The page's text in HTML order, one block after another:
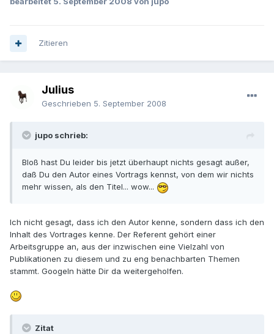
Zitieren
Julius
Geschrieben 5. September 2008
jupo schrieb:
Bloß hast Du leider bis jetzt überhaupt nichts gesagt außer,
daß Du den Autor eines Vortrags kennst, von dem wir nichts
mehr wissen, als den Titel... wow...
Ich nicht gesagt, dass ich den Autor kenne, sondern dass ich den
Inhalt des Vortrages kenne. Der Referent gehört einer
Arbeitsgruppe an, aus der inzwischen eine Vielzahl von
Publikationen zu diesem und zu eng benachbarten Themen
stammt. Googeln hätte Dir da weitergeholfen.
Zitat